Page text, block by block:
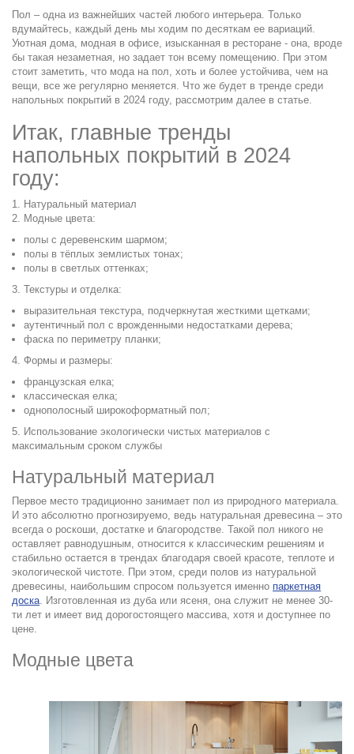
Пол – одна из важнейших частей любого интерьера. Только
вдумайтесь, каждый день мы ходим по десяткам ее вариаций.
Уютная дома, модная в офисе, изысканная в ресторане - она, вроде
бы такая незаметная, но задает тон всему помещению. При этом
стоит заметить, что мода на пол, хоть и более устойчива, чем на
вещи, все же регулярно меняется. Что же будет в тренде среди
напольных покрытий в 2024 году, рассмотрим далее в статье.
Итак, главные тренды
напольных покрытий в 2024
году:
1. Натуральный материал
2. Модные цвета:
полы с деревенским шармом;
полы в тёплых землистых тонах;
полы в светлых оттенках;
3. Текстуры и отделка:
выразительная текстура, подчеркнутая жесткими щетками;
аутентичный пол с врожденными недостатками дерева;
фаска по периметру планки;
4. Формы и размеры:
французская елка;
классическая елка;
однополосный широкоформатный пол;
5. Использование экологически чистых материалов с
максимальным сроком службы
Натуральный материал
Первое место традиционно занимает пол из природного материала.
И это абсолютно прогнозируемо, ведь натуральная древесина – это
всегда о роскоши, достатке и благородстве. Такой пол никого не
оставляет равнодушным, относится к классическим решениям и
стабильно остается в трендах благодаря своей красоте, теплоте и
экологической чистоте. При этом, среди полов из натуральной
древесины, наибольшим спросом пользуется именно паркетная
доска. Изготовленная из дуба или ясеня, она служит не менее 30-
ти лет и имеет вид дорогостоящего массива, хотя и доступнее по
цене.
Модные цвета